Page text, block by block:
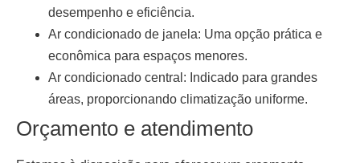
desempenho e eficiência.
Ar condicionado de janela: Uma opção prática e
econômica para espaços menores.
Ar condicionado central: Indicado para grandes
áreas, proporcionando climatização uniforme.
Orçamento e atendimento